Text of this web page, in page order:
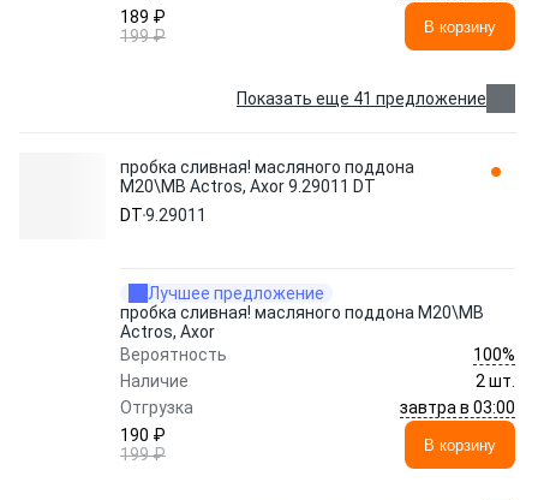
189 ₽
199 ₽
В корзину
Показать еще 41 предложение
пробка сливная! масляного поддона
M20\MB Actros, Axor 9.29011 DT
DT9.29011
Лучшее предложение
пробка сливная! масляного поддона M20\MB
Actros, Axor
Вероятность
100%
Наличие
2 шт.
Отгрузка
завтра в 03:00
190 ₽
199 ₽
В корзину